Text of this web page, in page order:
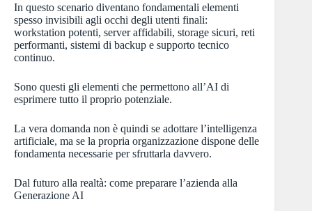
In questo scenario diventano fondamentali elementi
spesso invisibili agli occhi degli utenti finali:
workstation potenti, server affidabili, storage sicuri, reti
performanti, sistemi di backup e supporto tecnico
continuo.
Sono questi gli elementi che permettono all’AI di
esprimere tutto il proprio potenziale.
La vera domanda non è quindi se adottare l’intelligenza
artificiale, ma se la propria organizzazione dispone delle
fondamenta necessarie per sfruttarla davvero.
Dal futuro alla realtà: come preparare l’azienda alla
Generazione AI